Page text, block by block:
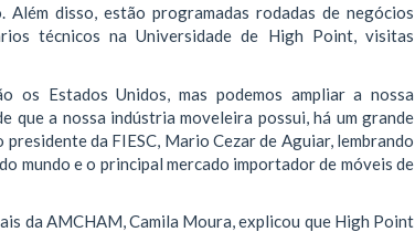
disso, estão programadas rodadas de negócios
técnicos na Universidade de High Point, visitas
os Estados Unidos, mas podemos ampliar a nossa
que a nossa indústria moveleira possui, há um grande
da FIESC, Mario Cezar de Aguiar, lembrando
mundo e o principal mercado importador de móveis de
da AMCHAM, Camila Moura, explicou que High Point